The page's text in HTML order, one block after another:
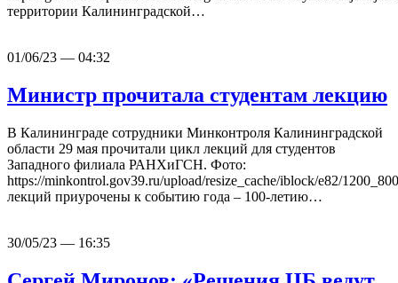
территории Калининградской…
01/06/23 — 04:32
Министр прочитала студентам лекцию
В Калининграде сотрудники Минконтроля Калининградской
области 29 мая прочитали цикл лекций для студентов
Западного филиала РАНХиГСН. Фото:
https://minkontrol.gov39.ru/upload/resize_cache/iblock/e82/
лекций приурочены к событию года – 100-летию…
30/05/23 — 16:35